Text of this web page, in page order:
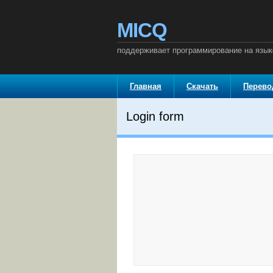
MICQ
поддерживает программирование на
Главная Скачать
Login form